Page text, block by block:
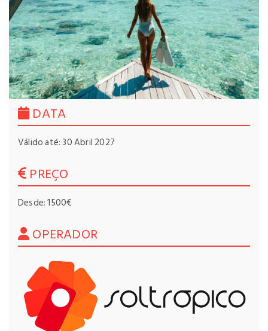
DATA
Válido até: 30 Abril 2027
PREÇO
Desde: 1500€
OPERADOR